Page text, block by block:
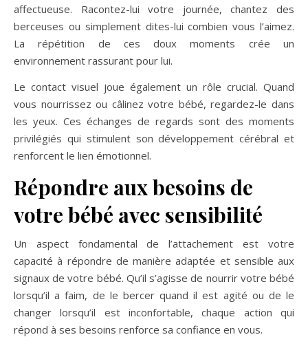
affectueuse. Racontez-lui votre journée, chantez des
berceuses ou simplement dites-lui combien vous l’aimez.
La répétition de ces doux moments crée un
environnement rassurant pour lui.
Le contact visuel joue également un rôle crucial. Quand
vous nourrissez ou câlinez votre bébé, regardez-le dans
les yeux. Ces échanges de regards sont des moments
privilégiés qui stimulent son développement cérébral et
renforcent le lien émotionnel.
Répondre aux besoins de
votre bébé avec sensibilité
Un aspect fondamental de l’attachement est votre
capacité à répondre de manière adaptée et sensible aux
signaux de votre bébé. Qu’il s’agisse de nourrir votre bébé
lorsqu’il a faim, de le bercer quand il est agité ou de le
changer lorsqu’il est inconfortable, chaque action qui
répond à ses besoins renforce sa confiance en vous.